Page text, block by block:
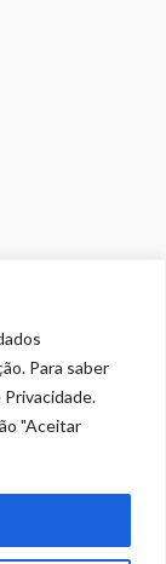
Para saber
"Aceitar